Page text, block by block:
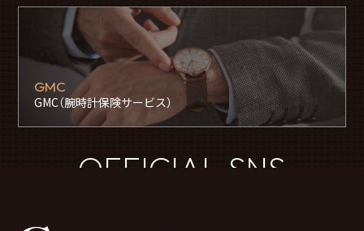
GMC
GMC（腕時計保険サービス）
OFFICIAL SNS